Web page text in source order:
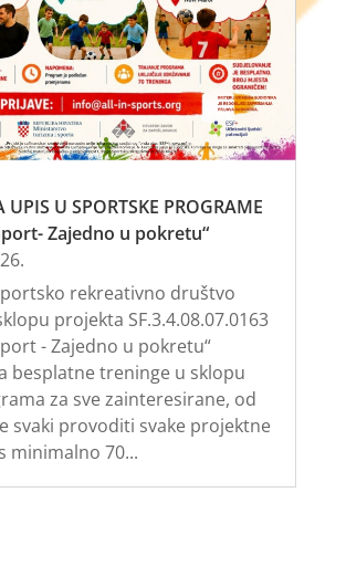
UPIS U SPORTSKE PROGRAME
Zajedno u pokretu“
rekreativno društvo
projekta SF.3.4.08.07.0163
- Zajedno u pokretu“
besplatne treninge u sklopu
za sve zainteresirane, od
svaki provoditi svake projektne
minimalno 70...